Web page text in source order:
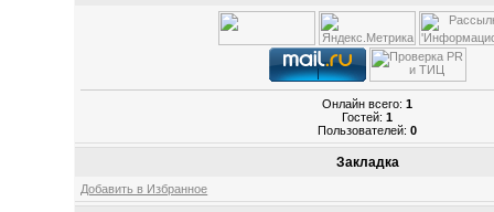
Онлайн всего:1
Гостей:1
Пользователей:0
Закладка
Добавить в Избранное